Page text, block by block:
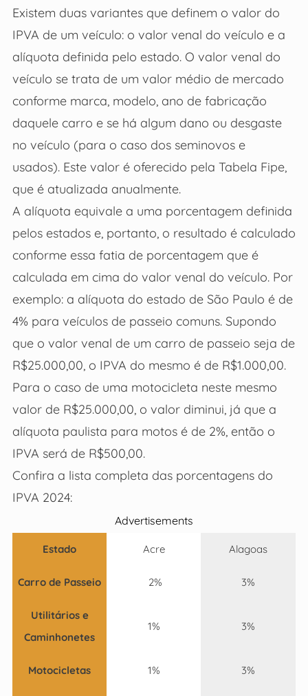
Existem duas variantes que definem o valor do
IPVA de um veículo: o valor venal do veículo e a
alíquota definida pelo estado. O valor venal do
veículo se trata de um valor médio de mercado
conforme marca, modelo, ano de fabricação
daquele carro e se há algum dano ou desgaste
no veículo (para o caso dos seminovos e
usados). Este valor é oferecido pela Tabela Fipe,
que é atualizada anualmente.
A alíquota equivale a uma porcentagem definida
pelos estados e, portanto, o resultado é calculado
conforme essa fatia de porcentagem que é
calculada em cima do valor venal do veículo. Por
exemplo: a alíquota do estado de São Paulo é de
4% para veículos de passeio comuns. Supondo
que o valor venal de um carro de passeio seja de
R$25.000,00, o IPVA do mesmo é de R$1.000,00.
Para o caso de uma motocicleta neste mesmo
valor de R$25.000,00, o valor diminui, já que a
alíquota paulista para motos é de 2%, então o
IPVA será de R$500,00.
Confira a lista completa das porcentagens do
IPVA 2024:
Advertisements
Estado Acre Alagoas
Carro de Passeio 2% 3%
Utilitários e
Caminhonetes
1% 3%
Motocicletas 1% 3%